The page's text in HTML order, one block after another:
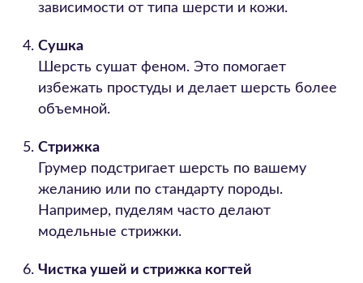
зависимости от типа шерсти и кожи.
Сушка
Шерсть сушат феном. Это помогает
избежать простуды и делает шерсть более
объемной.
Стрижка
Грумер подстригает шерсть по вашему
желанию или по стандарту породы.
Например, пуделям часто делают
модельные стрижки.
Чистка ушей и стрижка когтей